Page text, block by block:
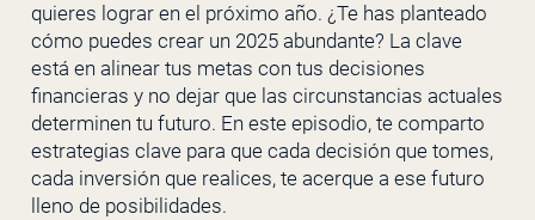
quieres lograr en el próximo año. ¿Te has planteado
cómo puedes crear un 2025 abundante? La clave
está en alinear tus metas con tus decisiones
financieras y no dejar que las circunstancias actuales
determinen tu futuro. En este episodio, te comparto
estrategias clave para que cada decisión que tomes,
cada inversión que realices, te acerque a ese futuro
lleno de posibilidades.